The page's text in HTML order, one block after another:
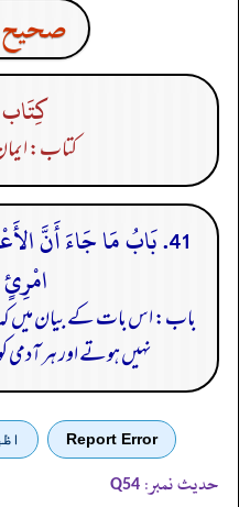
صحيح
كِتَاب
کتاب:
41. بَابُ مَا جَاءَ أَنَّ
باب: اس بات کے بیان میں
نہیں ہوتے اور ہر
Report Error
حدیث نمبر: Q54